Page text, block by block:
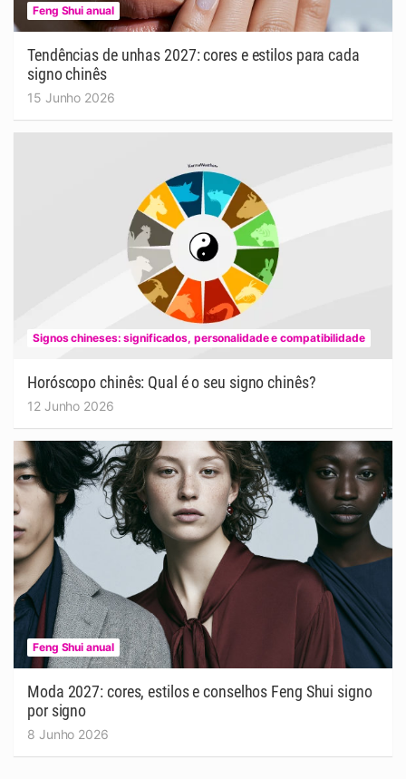
Feng Shui anual
Tendências de unhas 2027: cores e estilos para cada
signo chinês
15 Junho 2026
Signos chineses: significados, personalidade e compatibilidade
Horóscopo chinês: Qual é o seu signo chinês?
12 Junho 2026
Feng Shui anual
Moda 2027: cores, estilos e conselhos Feng Shui signo
por signo
8 Junho 2026